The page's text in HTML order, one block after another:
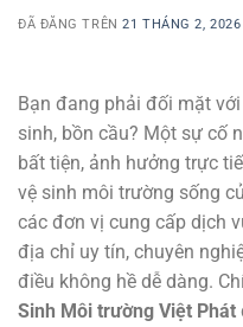
ĐÃ ĐĂNG TRÊN21 THÁNG 2, 2026
Bạn đang phải đối mặt
sinh, bồn cầu? Một sự cố
bất tiện, ảnh hưởng trực
vệ sinh môi trường sống
các đơn vị cung cấp dịch
địa chỉ uy tín, chuyên
điều không hề dễ dàng.
Sinh Môi trường Việt Phát